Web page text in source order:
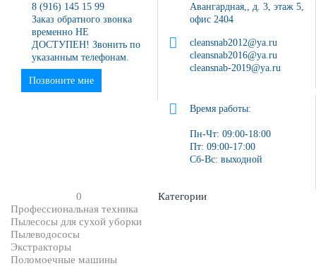
8 (916) 145 15 99
Заказ обратного звонка
временно НЕ
ДОСТУПЕН! Звонить по
указанным телефонам.
Позвоните мне
Авангардная,, д. 3, этаж 5,
офис 2404
cleansnab2012@ya.ru
cleansnab2016@ya.ru
cleansnab-2019@ya.ru
Время работы:
Пн-Чт: 09:00-18:00
Пт: 09:00-17:00
Сб-Вс: выходной
0
Категории
Профессиональная техника
Пылесосы для сухой уборки
Пылеводососы
Экстракторы
Поломоечные машины